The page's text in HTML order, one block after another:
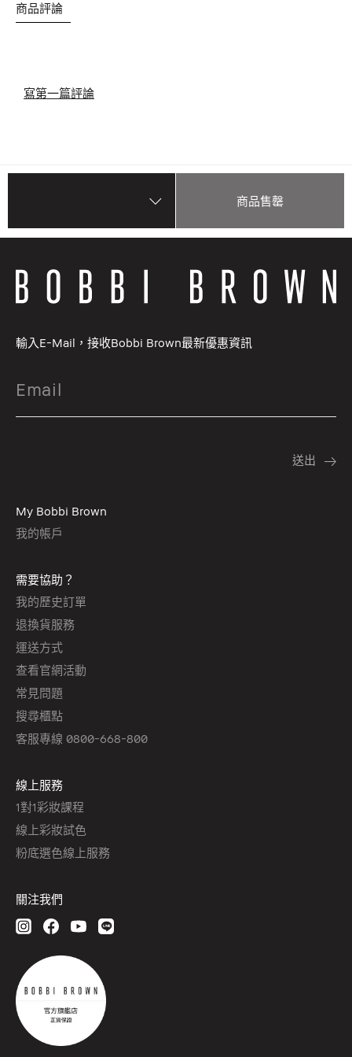
商品評論
寫第一篇評論
商品售罄
輸入E-Mail，接收Bobbi Brown最新優惠資訊
My Bobbi Brown
我的帳戶
需要協助？
我的歷史訂單
退換貨服務
運送方式
查看官網活動
常見問題
搜尋櫃點
客服專線 0800-668-800
線上服務
1對1彩妝課程
線上彩妝試色
粉底選色線上服務
關注我們